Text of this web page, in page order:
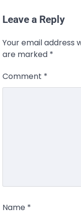
Leave a Reply
Your email address
are marked *
Comment *
Name *